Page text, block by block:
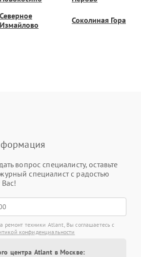
Северное
Измайлово
Соколиная Гора
вопрос специалисту, оставьте
специалист с радостью
Вас!
ремонт техники Atlant, Вы соглашаетесь с
конфиденциальности
центра Atlant в Москве: